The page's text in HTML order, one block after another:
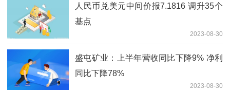
人民币兑美元中间价报7.1816 调升35个
基点
2023-08-30
盛屯矿业：上半年营收同比下降9% 净利
同比下降78%
2023-08-30